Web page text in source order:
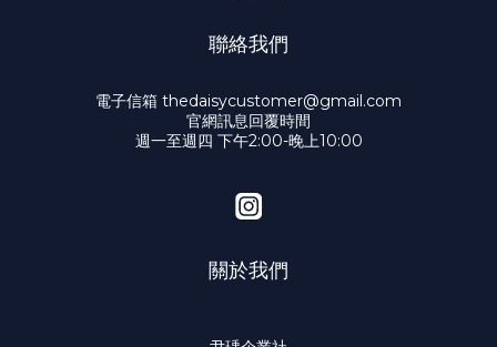
聯絡我們
電子信箱 thedaisycustomer@gmail.com
官網訊息回覆時間
週一至週四 下午2:00-晚上10:00
關於我們